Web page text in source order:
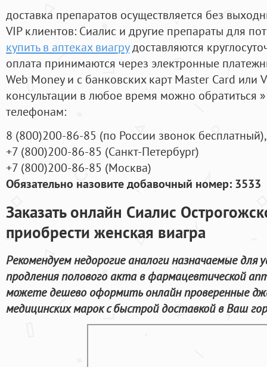
доставка препаратов осуществляется без
VIP клиентов: Сиалис и другие препараты для
купить в аптеках виагрудоставляются
оплата принимаются через электронные
Web Money и с банковских карт Master Card или
консультации в любое время можно обратиться
телефонам:
8 (800)200-86-85 (по России звонок бесплатный),
+7 (800)200-86-85 (Санкт-Петербург)
+7 (800)200-86-85 (Москва)
Обязательно назовите добавочный номер: 3533
Заказать онлайн Сиалис
приобрести женская виагра
Рекомендуем недорогие аналоги назначаемые для
продления полового акта в фармацевтической
можете дешево оформить онлайн проверенные
медицинских марок с быстрой доставкой в Ваш